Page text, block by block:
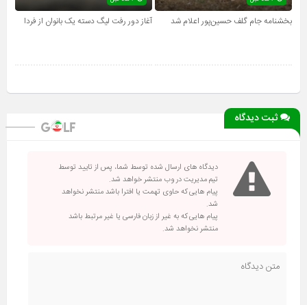
بخشنامه جام گلف حسین‌پور اعلام شد آغاز دور رفت لیگ دسته یک بانوان از فردا
ثبت دیدگاه
دیدگاه های ارسال شده توسط شما، پس از تایید توسط
تیم مدیریت در وب منتشر خواهد شد.
پیام هایی که حاوی تهمت یا افترا باشد منتشر نخواهد
شد.
پیام هایی که به غیر از زبان فارسی یا غیر مرتبط باشد
منتشر نخواهد شد.